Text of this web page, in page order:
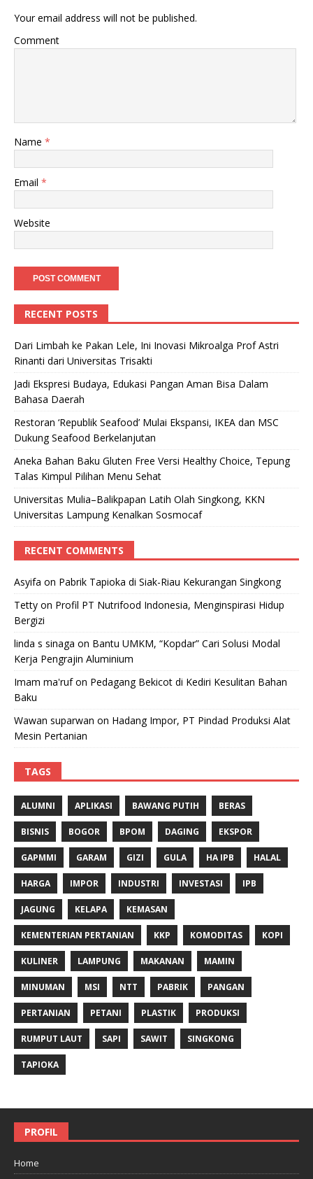
Your email address will not be published.
Comment
Name *
Email *
Website
RECENT POSTS
Dari Limbah ke Pakan Lele, Ini Inovasi Mikroalga Prof Astri
Rinanti dari Universitas Trisakti
Jadi Ekspresi Budaya, Edukasi Pangan Aman Bisa Dalam
Bahasa Daerah
Restoran ‘Republik Seafood’ Mulai Ekspansi, IKEA dan MSC
Dukung Seafood Berkelanjutan
Aneka Bahan Baku Gluten Free Versi Healthy Choice, Tepung
Talas Kimpul Pilihan Menu Sehat
Universitas Mulia–Balikpapan Latih Olah Singkong, KKN
Universitas Lampung Kenalkan Sosmocaf
RECENT COMMENTS
Asyifa on Pabrik Tapioka di Siak-Riau Kekurangan Singkong
Tetty on Profil PT Nutrifood Indonesia, Menginspirasi Hidup
Bergizi
linda s sinaga on Bantu UMKM, “Kopdar” Cari Solusi Modal
Kerja Pengrajin Aluminium
Imam ma'rufon Pedagang Bekicot di Kediri Kesulitan Bahan
Baku
Wawan suparwan on Hadang Impor, PT Pindad Produksi Alat
Mesin Pertanian
TAGS
ALUMNI APLIKASI BAWANG PUTIH BERAS
BISNIS BOGOR BPOM DAGING EKSPOR
GAPMMI GARAM GIZI GULA HA IPB HALAL
HARGA IMPOR INDUSTRI INVESTASI IPB
JAGUNG KELAPA KEMASAN
KEMENTERIAN PERTANIAN KKP KOMODITAS KOPI
KULINER LAMPUNG MAKANAN MAMIN
MINUMAN MSI NTT PABRIK PANGAN
PERTANIAN PETANI PLASTIK PRODUKSI
RUMPUT LAUT SAPI SAWIT SINGKONG
TAPIOKA
PROFIL
Home